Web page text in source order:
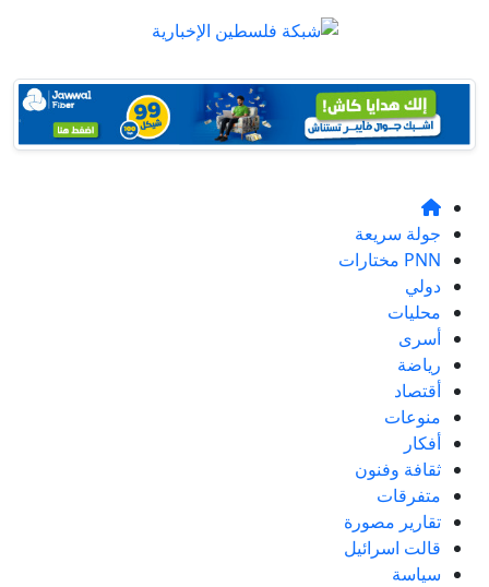
جولة سريعة
PNN مختارات
دولي
محليات
أسرى
رياضة
أقتصاد
منوعات
أفكار
ثقافة وفنون
متفرقات
تقارير مصورة
قالت اسرائيل
سياسة